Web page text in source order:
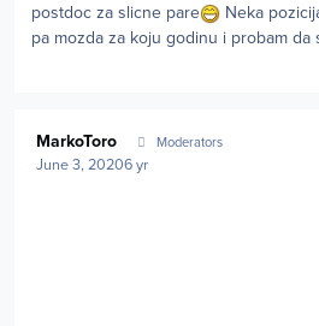
postdoc za slicne pare
Neka
pa mozda za koju godinu i probam da
MarkoToro Moderators
June 3, 20206 yr